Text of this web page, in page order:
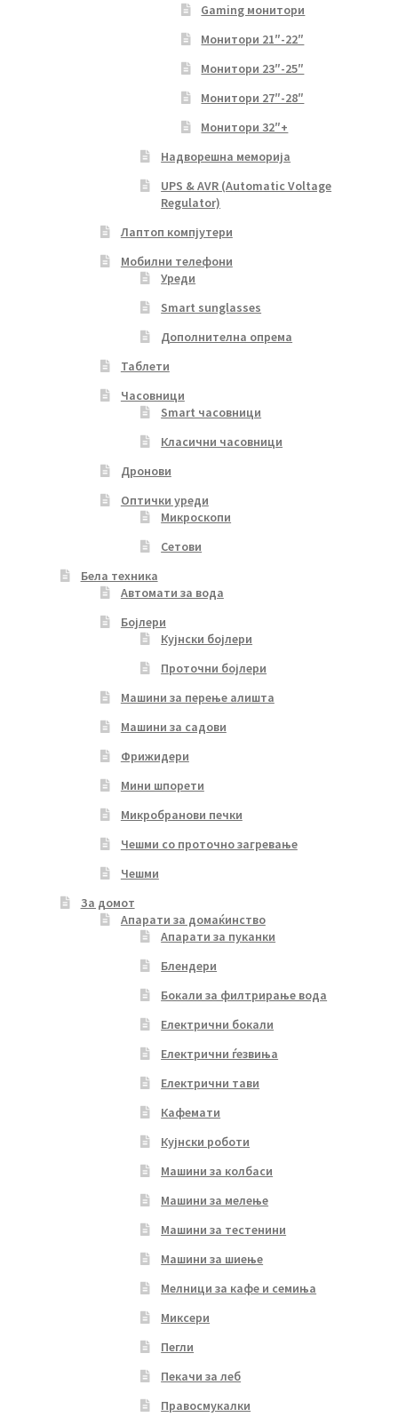
Gaming монитори
Монитори 21″-22″
Монитори 23″-25″
Монитори 27″-28″
Монитори 32″+
Надворешна меморија
UPS & AVR (Automatic Voltage
Regulator)
Лаптоп компјутери
Мобилни телефони
Уреди
Smart sunglasses
Дополнителна опрема
Таблети
Часовници
Smart часовници
Класични часовници
Дронови
Оптички уреди
Микроскопи
Сетови
Бела техника
Автомати за вода
Бојлери
Кујнски бојлери
Проточни бојлери
Машини за перење алишта
Машини за садови
Фрижидери
Мини шпорети
Микробранови печки
Чешми со проточно загревање
Чешми
За домот
Апарати за домаќинство
Апарати за пуканки
Блендери
Бокали за филтрирање вода
Електрични бокали
Електрични ѓезвиња
Електрични тави
Кафемати
Кујнски роботи
Машини за колбаси
Машини за мелење
Машини за тестенини
Машини за шиење
Мелници за кафе и семиња
Миксери
Пегли
Пекачи за леб
Правосмукалки